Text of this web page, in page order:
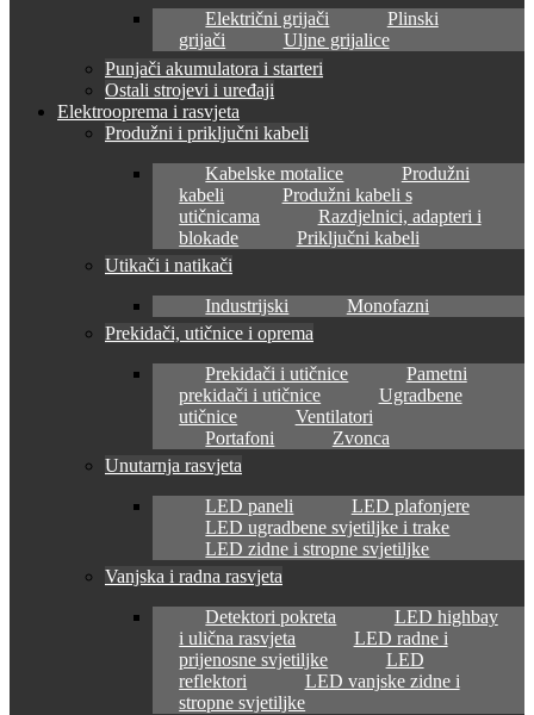
Električni grijači
Plinski
grijači
Uljne grijalice
Punjači akumulatora i starteri
Ostali strojevi i uređaji
Elektrooprema i rasvjeta
Produžni i priključni kabeli
Kabelske motalice
Produžni
kabeli
Produžni kabeli s
utičnicama
Razdjelnici, adapteri i
blokade
Priključni kabeli
Utikači i natikači
Industrijski
Monofazni
Prekidači, utičnice i oprema
Prekidači i utičnice
Pametni
prekidači i utičnice
Ugradbene
utičnice
Ventilatori
Portafoni
Zvonca
Unutarnja rasvjeta
LED paneli
LED plafonjere
LED ugradbene svjetiljke i trake
LED zidne i stropne svjetiljke
Vanjska i radna rasvjeta
Detektori pokreta
LED highbay
i ulična rasvjeta
LED radne i
prijenosne svjetiljke
LED
reflektori
LED vanjske zidne i
stropne svjetiljke